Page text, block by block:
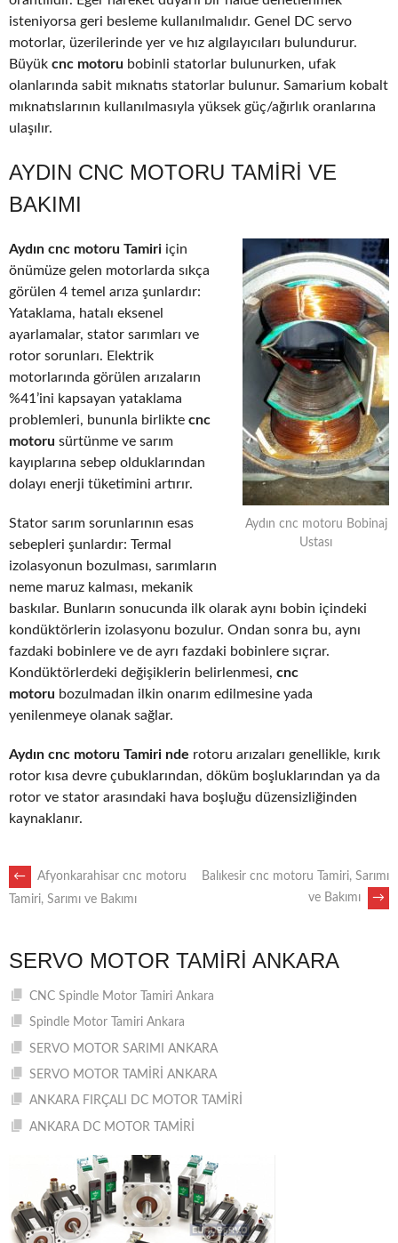
isteniyorsa geri besleme kullanılmalıdır. Genel DC servo
motorlar, üzerilerinde yer ve hız algılayıcıları bulundurur.
Büyük cnc motoru bobinli statorlar bulunurken, ufak
olanlarında sabit mıknatıs statorlar bulunur. Samarium kobalt
mıknatıslarının kullanılmasıyla yüksek güç/ağırlık oranlarına
ulaşılır.
AYDIN CNC MOTORU TAMIRI VE
BAKIMI
Aydın cnc motoru Bobinaj
Ustası
Aydın cnc motoru Tamiri için
önümüze gelen motorlarda sıkça
görülen 4 temel arıza şunlardır:
Yataklama, hatalı eksenel
ayarlamalar, stator sarımları ve
rotor sorunları. Elektrik
motorlarında görülen arızaların
%41’ini kapsayan yataklama
problemleri, bununla birlikte cnc
motoru sürtünme ve sarım
kayıplarına sebep olduklarından
dolayı enerji tüketimini artırır.
Stator sarım sorunlarının esas
sebepleri şunlardır: Termal
izolasyonun bozulması, sarımların
neme maruz kalması, mekanik
baskılar. Bunların sonucunda ilk olarak aynı bobin içindeki
kondüktörlerin izolasyonu bozulur. Ondan sonra bu, aynı
fazdaki bobinlere ve de ayrı fazdaki bobinlere sıçrar.
Kondüktörlerdeki değişiklerin belirlenmesi, cnc
motoru bozulmadan ilkin onarım edilmesine yada
yenilenmeye olanak sağlar.
Aydın cnc motoru Tamiri nde rotoru arızaları genellikle, kırık
rotor kısa devre çubuklarından, döküm boşluklarından ya da
rotor ve stator arasındaki hava boşluğu düzensizliğinden
kaynaklanır.
POST
←
Afyonkarahisar cnc motoru
Tamiri, Sarımı ve Bakımı
Balıkesir cnc motoru Tamiri, Sarımı
ve Bakımı
→
SERVO MOTOR TAMIRI ANKARA
CNC Spindle Motor Tamiri Ankara
Spindle Motor Tamiri Ankara
SERVO MOTOR SARIMI ANKARA
SERVO MOTOR TAMİRİ ANKARA
ANKARA FIRÇALI DC MOTOR TAMİRİ
ANKARA DC MOTOR TAMİRİ